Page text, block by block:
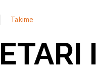
Takime